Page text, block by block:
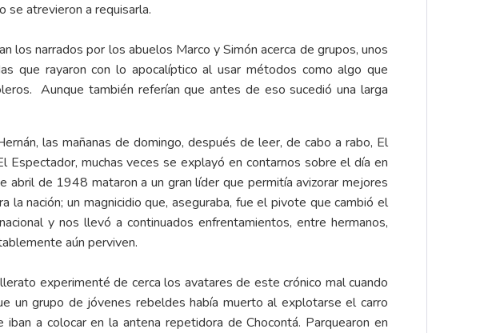
se atrevieron a requisarla.
los narrados por los abuelos Marco y Simón acerca de grupos, unos
que rayaron con lo apocalíptico al usar métodos como algo que
Aunque también referían que antes de eso sucedió una larga
las mañanas de domingo, después de leer, de cabo a rabo, El
Espectador, muchas veces se explayó en contarnos sobre el día en
abril de 1948 mataron a un gran líder que permitía avizorar mejores
la nación; un magnicidio que, aseguraba, fue el pivote que cambió el
y nos llevó a continuados enfrentamientos, entre hermanos,
aún perviven.
experimenté de cerca los avatares de este crónico mal cuando
un grupo de jóvenes rebeldes había muerto al explotarse el carro
iban a colocar en la antena repetidora de Chocontá. Parquearon en